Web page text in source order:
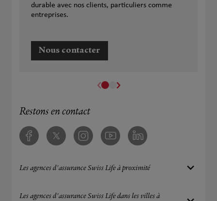
durable avec nos clients, particuliers comme
entreprises.
Nous contacter
Restons en contact
FacebookTwitter InstagramYoutube Linkedin
Les agences d'assurance Swiss Life à proximité
Les agences d'assurance Swiss Life dans les villes à